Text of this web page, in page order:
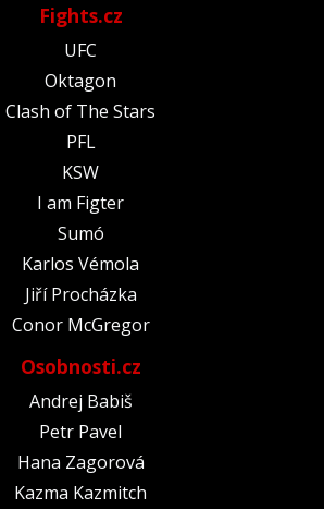
Fights.cz
UFC
Oktagon
Clash of The Stars
PFL
KSW
I am Figter
Sumó
Karlos Vémola
Jiří Procházka
Conor McGregor
Osobnosti.cz
Andrej Babiš
Petr Pavel
Hana Zagorová
Kazma Kazmitch